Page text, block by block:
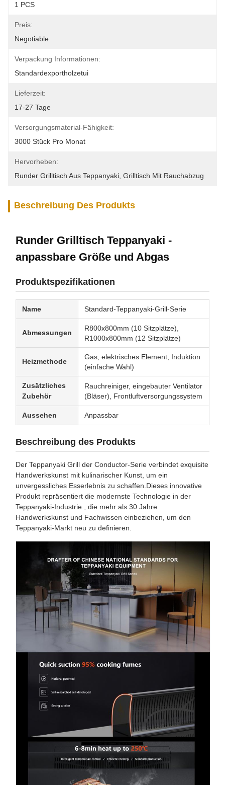
1 PCS
Preis:
Negotiable
Verpackung Informationen:
Standardexportholzetui
Lieferzeit:
17-27 Tage
Versorgungsmaterial-Fähigkeit:
3000 Stück Pro Monat
Hervorheben:
Runder Grilltisch Aus Teppanyaki Grilltisch Mit Rauchabzug
Beschreibung Des Produkts
Runder Grilltisch Teppanyaki -
anpassbare Größe und Abgas
Produktspezifikationen
Name Standard-Teppanyaki-Grill-Serie
Abmessungen
R800x800mm (10 Sitzplätze),
R1000x800mm (12 Sitzplätze)
Heizmethode
Gas, elektrisches Element, Induktion
(einfache Wahl)
Zusätzliches
Zubehör
Rauchreiniger, eingebauter Ventilator
(Bläser), Frontluftversorgungssystem
Aussehen Anpassbar
Beschreibung des Produkts
Der Teppanyaki Grill der Conductor-Serie verbindet exquisite
Handwerkskunst mit kulinarischer Kunst, um ein
unvergessliches Esserlebnis zu schaffen.Dieses innovative
Produkt repräsentiert die modernste Technologie in der
Teppanyaki-Industrie., die mehr als 30 Jahre
Handwerkskunst und Fachwissen einbeziehen, um den
Teppanyaki-Markt neu zu definieren.